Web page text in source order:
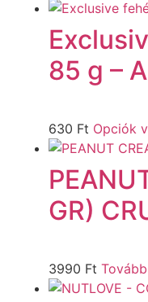
85 g –
630 Ft Opciók
GR)
3990 Ft